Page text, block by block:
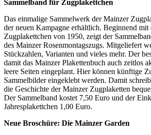
Sammelband für Zugplakettchen
Das einmalige Sammelwerk der Mainzer
der neuen Kampagne erhältlich. Beginnend mit
Zugplakettchen von 1950, zeigt der
des Mainzer Rosenmontagszugs. Mitgeliefert
Stückzahlen, Varianten und vieles mehr. Der
damit das Mainzer Plakettenbuch auch zeitlos
leere Seiten eingeplant. Hier können künftige
Sammelbilder eingeklebt werden. Damit
die Geschichte der Mainzer Zugplaketten
Der Sammelband kostet 7,50 Euro und der
Jahresplakettchen 1,00 Euro.
Neue Broschüre: Die Mainzer Garden